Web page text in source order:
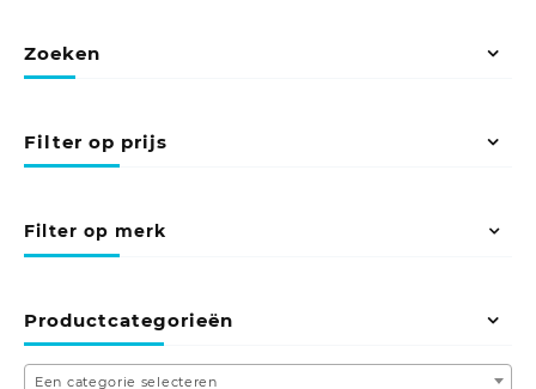
Zoeken
Filter op prijs
Filter op merk
Productcategorieën
Een categorie selecteren